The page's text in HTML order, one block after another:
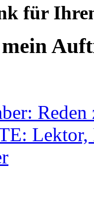
für
Lektor,